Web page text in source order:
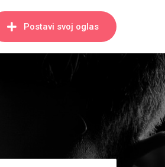
Postavi svoj oglas